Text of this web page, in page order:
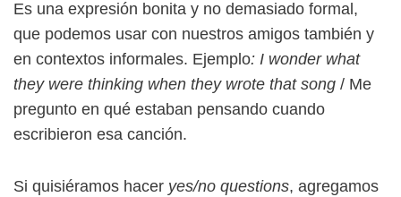
Es una expresión bonita y no demasiado formal,
que podemos usar con nuestros amigos también y
en contextos informales. Ejemplo: I wonder what
they were thinking when they wrote that song / Me
pregunto en qué estaban pensando cuando
escribieron esa canción.
Si quisiéramos hacer yes/no questions, agregamos